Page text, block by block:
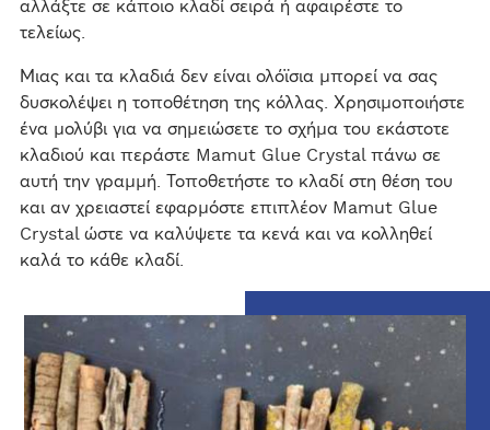
αλλάξτε σε κάποιο κλαδί σειρά ή αφαιρέστε το
τελείως.
Μιας και τα κλαδιά δεν είναι ολόϊσια μπορεί να σας
δυσκολέψει η τοποθέτηση της κόλλας. Χρησιμοποιήστε
ένα μολύβι για να σημειώσετε το σχήμα του εκάστοτε
κλαδιού και περάστε Mamut Glue Crystal πάνω σε
αυτή την γραμμή. Τοποθετήστε το κλαδί στη θέση του
και αν χρειαστεί εφαρμόστε επιπλέον Mamut Glue
Crystal ώστε να καλύψετε τα κενά και να κολληθεί
καλά το κάθε κλαδί.